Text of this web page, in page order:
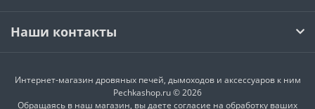
Наши контакты
Интернет-магазин дровяных печей, дымоходов и аксессуаров к ним
Pechkashop.ru © 2026
Обращаясь в наш магазин, вы даете согласие на обработку ваших